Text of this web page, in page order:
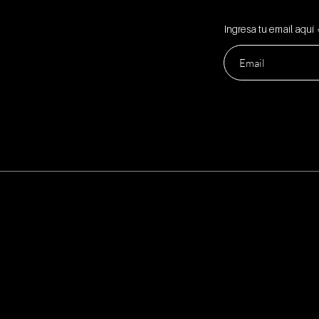
Ingresa tu email aquí